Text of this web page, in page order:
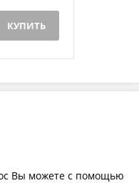
КУПИТЬ
Вы можете с помощью